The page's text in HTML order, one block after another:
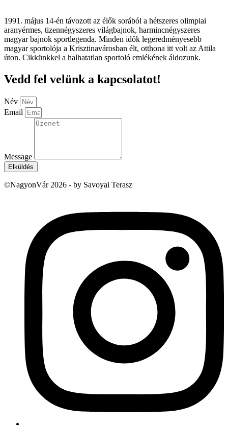
1991. május 14-én távozott az élők sorából a hétszeres olimpiai
aranyérmes, tizennégyszeres világbajnok, harmincnégyszeres
magyar bajnok sportlegenda. Minden idők legeredményesebb
magyar sportolója a Krisztinavárosban élt, otthona itt volt az Attila
úton. Cikkünkkel a halhatatlan sportoló emlékének áldozunk.
Vedd fel velünk a kapcsolatot!
Név
Email
Message
Elküldés
©NagyonVár 2026 - by Savoyai Terasz